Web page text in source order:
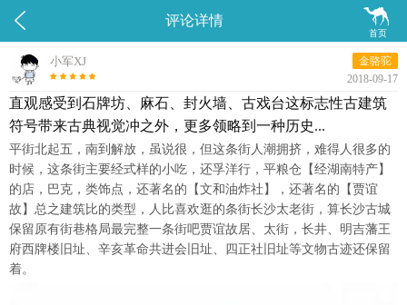
 
首页
评论详情
小军XJ
金骆驼
2018-09-17
直观感受到石牌坊、麻石、封火墙、古戏台这标志性古建筑
符号带来古典视觉冲之外，更多领略到一种历史...
平街北起五，南到解放，虽说很，但这条街人潮拥挤，难得人很多的
时候，这条街主要经式样的小吃，还孚洋行，平粮仓【经湖南特产】
的店，巴克，类饰点，还著名的【文和油炸社】，还著名的【贾谊
故】总之建筑比的类型，人比喜欢逛的条街长沙太老街，算长沙古城
保留原有街巷格局最完整一条街吧贾谊故居、太街，长井、明吉藩王
府西牌楼旧址、辛亥革命共进会旧址、四正社旧址等文物古迹还保留
着。